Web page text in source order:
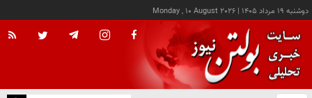
دوشنبه ۱۹ مرداد ۱۴۰۵ |
Monday , 10 August 2026